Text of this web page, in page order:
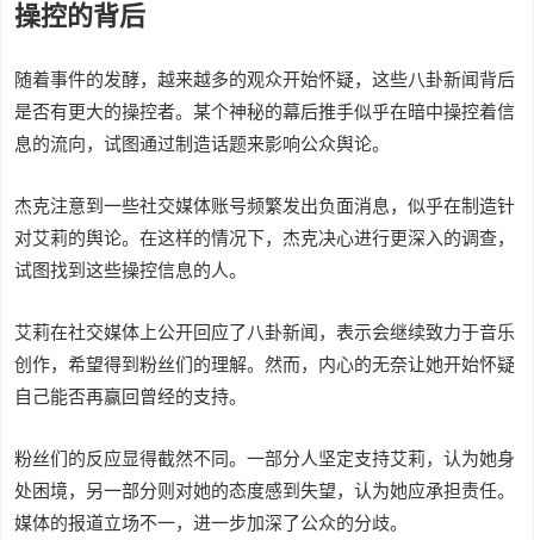
操控的背后
随着事件的发酵，越来越多的观众开始怀疑，这些八卦新闻背后
是否有更大的操控者。某个神秘的幕后推手似乎在暗中操控着信
息的流向，试图通过制造话题来影响公众舆论。
杰克注意到一些社交媒体账号频繁发出负面消息，似乎在制造针
对艾莉的舆论。在这样的情况下，杰克决心进行更深入的调查，
试图找到这些操控信息的人。
艾莉在社交媒体上公开回应了八卦新闻，表示会继续致力于音乐
创作，希望得到粉丝们的理解。然而，内心的无奈让她开始怀疑
自己能否再赢回曾经的支持。
粉丝们的反应显得截然不同。一部分人坚定支持艾莉，认为她身
处困境，另一部分则对她的态度感到失望，认为她应承担责任。
媒体的报道立场不一，进一步加深了公众的分歧。